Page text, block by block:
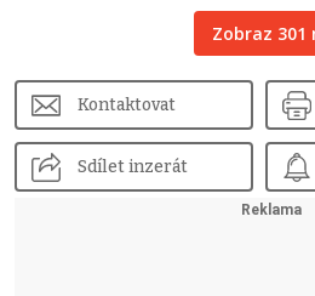
Zobraz 301
Kontaktovat
Sdílet inzerát